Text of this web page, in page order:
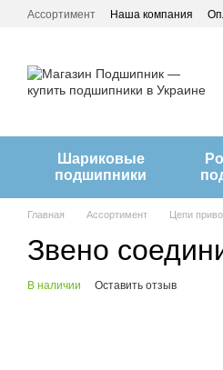
Перейти к основному контенту
Ассортимент Наша компания
Шариковые
подшипники
Главная Ассортимент Цепи
Звено
В наличии Оставить отзыв